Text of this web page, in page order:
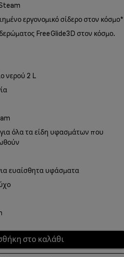
εργονομικό σίδερο στον κόσμο*
FreeGlide3D στον κόσμο.
νερού 2 L
όλα τα είδη υφασμάτων που
ευαίσθητα υφάσματα
στο καλάθι